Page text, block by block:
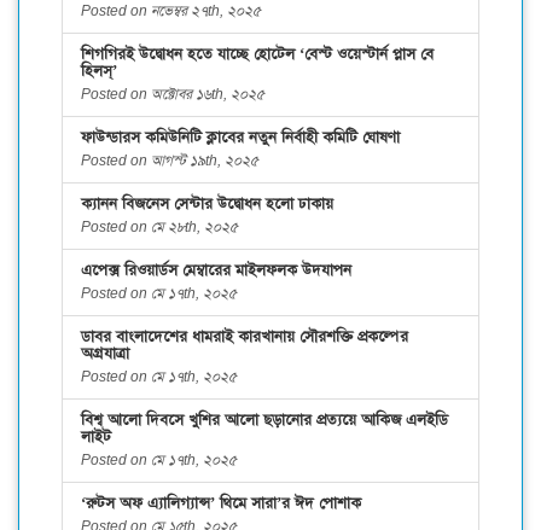
Posted on নভেম্বর ২৭th, ২০২৫
শিগগিরই উদ্বোধন হতে যাচ্ছে হোটেল ‘বেস্ট ওয়েস্টার্ন প্লাস বে
হিলস্’
Posted on অক্টোবর ১৬th, ২০২৫
ফাউন্ডারস কমিউনিটি ক্লাবের নতুন নির্বাহী কমিটি ঘোষণা
Posted on আগস্ট ১৯th, ২০২৫
ক্যানন বিজনেস সেন্টার উদ্বোধন হলো ঢাকায়
Posted on মে ২৮th, ২০২৫
এপেক্স রিওয়ার্ডস মেম্বারের মাইলফলক উদযাপন
Posted on মে ১৭th, ২০২৫
ডাবর বাংলাদেশের ধামরাই কারখানায় সৌরশক্তি প্রকল্পের
অগ্রযাত্রা
Posted on মে ১৭th, ২০২৫
বিশ্ব আলো দিবসে খুশির আলো ছড়ানোর প্রত্যয়ে আকিজ এলইডি
লাইট
Posted on মে ১৭th, ২০২৫
‘রুটস অফ এ্যালিগ্যান্স’ থিমে সারা’র ঈদ পোশাক
Posted on মে ১৫th, ২০২৫